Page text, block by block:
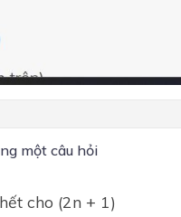
một câu hỏi
cho (2n + 1)